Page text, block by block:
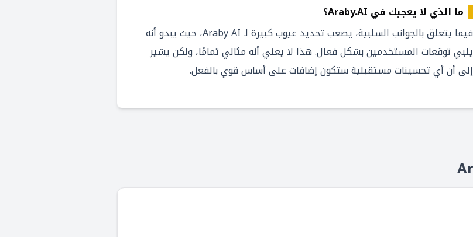
ما الذي لا يعجبك في Araby.AI؟
فيما يتعلق بالجوانب السلبية، يصعب تحديد عيوب كبيرة لـ Araby AI، حيث يبدو أنه
يلبي توقعات المستخدمين بشكل فعال. هذا لا يعني أنه مثالي تمامًا، ولكن يشير
إلى أن أي تحسينات مستقبلية ستكون إضافات على أساس قوي بالفعل.